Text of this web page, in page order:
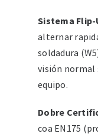
Sistema
alternar
soldadura
visión normal
equipo.
Dobre
coa EN175